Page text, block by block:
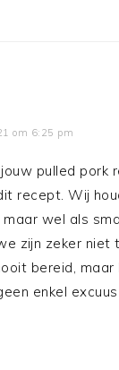
om 6:25 pm
pulled pork
recept. Wij
wel als
zijn zeker niet
bereid, maar
enkel